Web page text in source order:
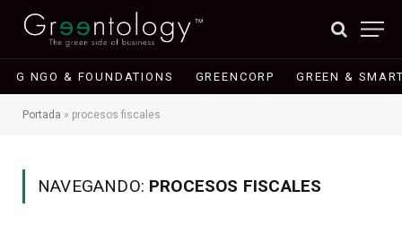
G NGO & FOUNDATIONS GREENCORP GREEN &
Portada » procesos fiscales
NAVEGANDO: PROCESOS FISCALES